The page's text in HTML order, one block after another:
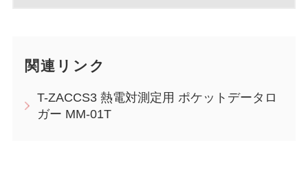
関連リンク
T-ZACCS3 熱電対測定用 ポケットデータロ
ガー MM-01T